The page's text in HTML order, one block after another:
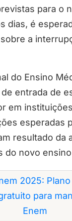
para o
dias, é
a
do Ensino
entrada de
em
esperadas
resultado da
do novo
2025:
para
Enem